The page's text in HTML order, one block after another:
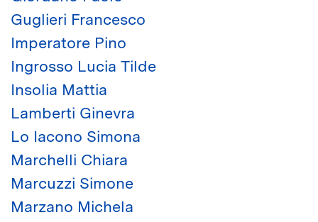
Guglieri Francesco
Imperatore Pino
Ingrosso Lucia Tilde
Insolia Mattia
Lamberti Ginevra
Lo Iacono Simona
Marchelli Chiara
Marcuzzi Simone
Marzano Michela